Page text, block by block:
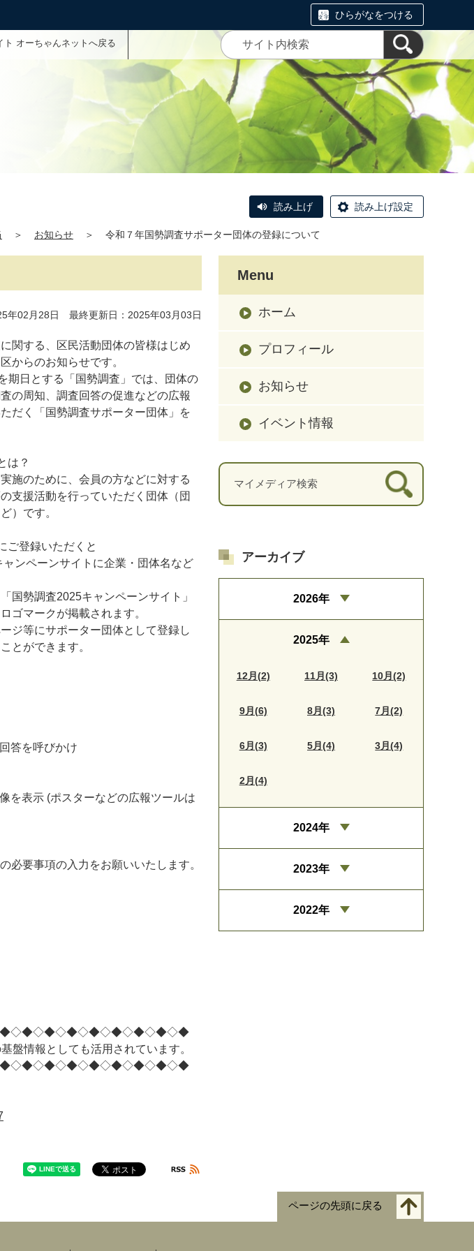
ひらがなをつける
ト オーちゃんネットへ戻る
読み上げ 読み上げ設定
＞ お知らせ ＞ 令和７年国勢調査サポーター団体の登録について
年02月28日 最終更新日：2025年03月03日
関する、区民活動団体の皆様はじめ
からのお知らせです。
期日とする「国勢調査」では、団体の
の周知、調査回答の促進などの広報
だく「国勢調査サポーター団体」を
は？
施のために、会員の方などに対する
支援活動を行っていただく団体（団
）です。
ご登録いただくと
ャンペーンサイトに企業・団体名など
国勢調査2025キャンペーンサイト」
ゴマークが掲載されます。
ジ等にサポーター団体として登録し
とができます。
答を呼びかけ
を表示 (ポスターなどの広報ツールは
必要事項の入力をお願いいたします。
盤情報としても活用されています。
Menu
ホーム
プロフィール
お知らせ
イベント情報
アーカイブ
2026年
2025年
12月(2) 11月(3) 10月(2)
9月(6) 8月(3) 7月(2)
6月(3) 5月(4) 3月(4)
2月(4)
2024年
2023年
2022年
ページの先頭に戻る